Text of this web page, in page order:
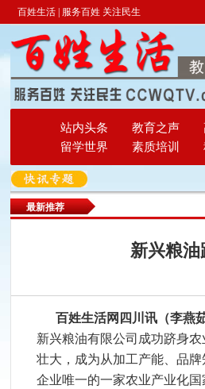
百姓生活 | 服务百姓 关注民生
站内头条 教育之声
留学世界
素质培训
最新推荐
新兴粮
百姓生活网四川讯（李燕
新兴粮油有限公司成功跻身
壮大，成为从加工产能、品
企业唯一的一家农业产业化